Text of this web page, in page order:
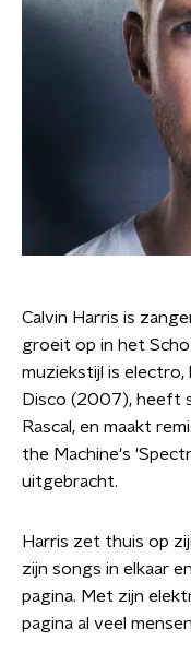
Calvin Harris is
groeit op in het
muziekstijl is electro,
Disco (2007), heeft
Rascal, en maakt
the Machine's
uitgebracht.
Harris zet thuis op
zijn songs in elkaar
pagina. Met zijn
pagina al veel